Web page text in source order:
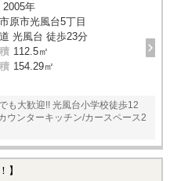
2005年
原市光風台5丁目
光風台 徒歩23分
112.5㎡
154.29㎡
も大歓迎!! 光風台小学校徒歩12
ウンターキッチン/カースペース2
】